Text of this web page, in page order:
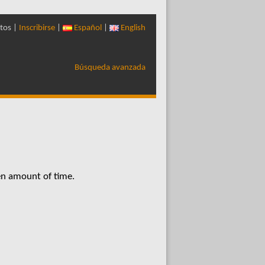
| Inscribirse Español English
Búsqueda avanzada
amount of time.